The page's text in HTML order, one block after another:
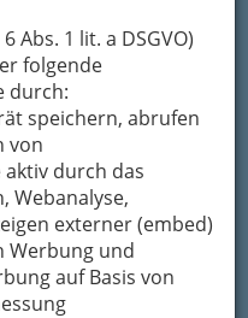
Abs. 1 lit. a DSGVO)
folgende
durch:
speichern, abrufen
von
durch das
Webanalyse,
externer (embed)
Werbung und
auf Basis von